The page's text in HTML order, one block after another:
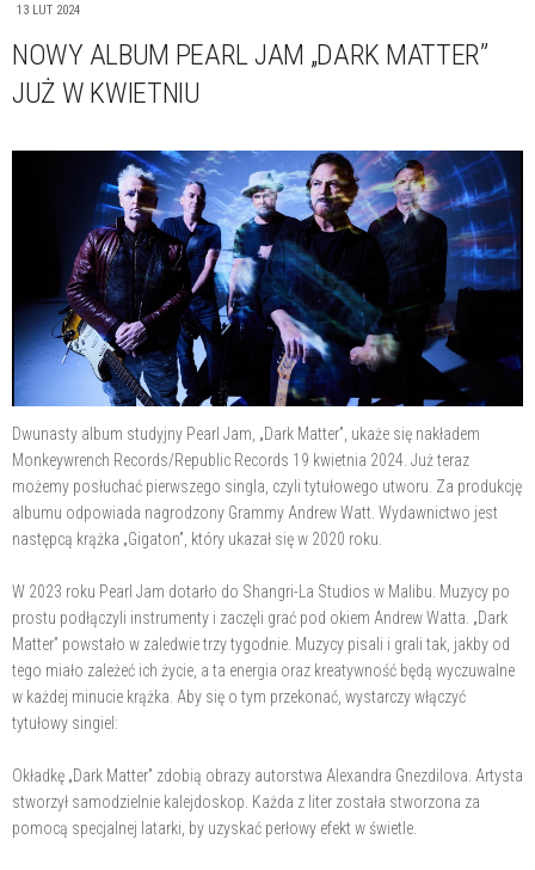
13 LUT 2024
NOWY ALBUM PEARL JAM „DARK MATTER”
JUŻ W KWIETNIU
Dwunasty album studyjny Pearl Jam, „Dark Matter”, ukaże się nakładem
Monkeywrench Records/Republic Records 19 kwietnia 2024. Już teraz
możemy posłuchać pierwszego singla, czyli tytułowego utworu. Za produkcję
albumu odpowiada nagrodzony Grammy Andrew Watt. Wydawnictwo jest
następcą krążka „Gigaton”, który ukazał się w 2020 roku.
W 2023 roku Pearl Jam dotarło do Shangri-La Studios w Malibu. Muzycy po
prostu podłączyli instrumenty i zaczęli grać pod okiem Andrew Watta. „Dark
Matter” powstało w zaledwie trzy tygodnie. Muzycy pisali i grali tak, jakby od
tego miało zależeć ich życie, a ta energia oraz kreatywność będą wyczuwalne
w każdej minucie krążka. Aby się o tym przekonać, wystarczy włączyć
tytułowy singiel:
Okładkę „Dark Matter” zdobią obrazy autorstwa Alexandra Gnezdilova. Artysta
stworzył samodzielnie kalejdoskop. Każda z liter została stworzona za
pomocą specjalnej latarki, by uzyskać perłowy efekt w świetle.